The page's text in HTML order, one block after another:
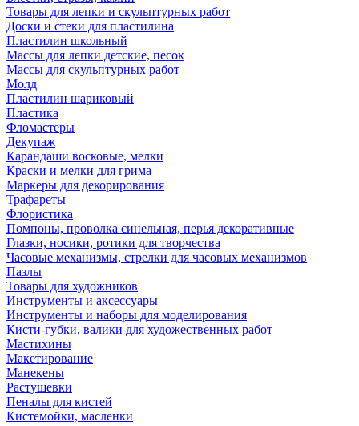
Товары для лепки и скульптурных работ
Доски и стеки для пластилина
Пластилин школьный
Массы для лепки детские, песок
Массы для скульптурных работ
Молд
Пластилин шариковый
Пластика
Фломастеры
Декупаж
Карандаши восковые, мелки
Краски и мелки для грима
Маркеры для декорирования
Трафареты
Флористика
Помпоны, проволка синельная, перья декоративные
Глазки, носики, ротики для творчества
Часовые механизмы, стрелки для часовых механизмов
Пазлы
Товары для художников
Инструменты и аксессуары
Инструменты и наборы для моделирования
Кисти-губки, валики для художественных работ
Мастихины
Макетирование
Манекены
Растушевки
Пеналы для кистей
Кистемойки, масленки